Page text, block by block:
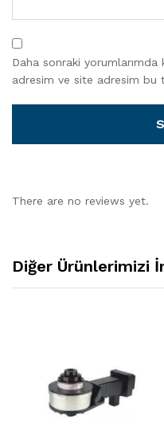
Daha sonraki yorumlarımda
adresim ve site adresim bu
There are no reviews yet.
Diğer Ürünlerimizi